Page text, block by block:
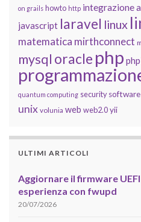
on grails howto http integrazione
javascript laravel linux
matematica mirthconnect
mysql oracle php
quantum computing security software
unix volunia web web2.0 yii
ULTIMI ARTICOLI
Aggiornare il firmware
esperienza con fwupd
20/07/2026